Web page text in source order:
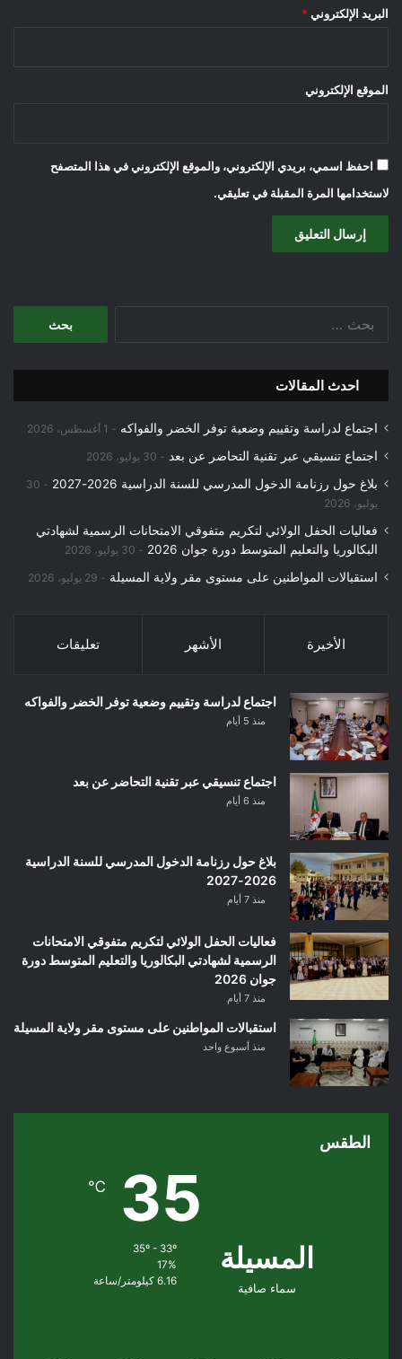
البريد الإلكتروني *
الموقع الإلكتروني
احفظ اسمي، بريدي الإلكتروني، والموقع الإلكتروني في هذا المتصفح
لاستخدامها المرة المقبلة في تعليقي.
احدث المقالات
اجتماع لدراسة وتقييم وضعية توفر الخضر والفواكه 1 أغسطس، 2026
اجتماع تنسيقي عبر تقنية التحاضر عن بعد 30 يوليو، 2026
بلاغ حول رزنامة الدخول المدرسي للسنة الدراسية 2026-2027
30
يوليو، 2026
فعاليات الحفل الولائي لتكريم متفوقي الامتحانات الرسمية لشهادتي
البكالوريا والتعليم المتوسط دورة جوان 2026
30 يوليو، 2026
استقبالات المواطنين على مستوى مقر ولاية المسيلة 29 يوليو، 2026
الأخيرة الأشهر تعليقات
اجتماع لدراسة وتقييم وضعية توفر الخضر والفواكه
منذ 5 أيام
اجتماع تنسيقي عبر تقنية التحاضر عن بعد
منذ 6 أيام
بلاغ حول رزنامة الدخول المدرسي للسنة الدراسية
2026-2027
منذ 7 أيام
فعاليات الحفل الولائي لتكريم متفوقي الامتحانات
الرسمية لشهادتي البكالوريا والتعليم المتوسط دورة
جوان 2026
منذ 7 أيام
استقبالات المواطنين على مستوى مقر ولاية المسيلة
منذ أسبوع واحد
الطقس
المسيلة
سماء صافية
35
℃
17%
6.16 كيلومتر/ساعة